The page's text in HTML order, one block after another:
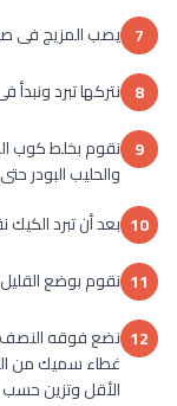
7 يصب المزيج فى
8 نتركها تبرد
9 نقوم بخلط كوب
والحليب البودر
10 بعد أن تبرد
11 نقوم بوضع
12 نضع فوقه
غطاء سميك من
الأقل وتزين حسب